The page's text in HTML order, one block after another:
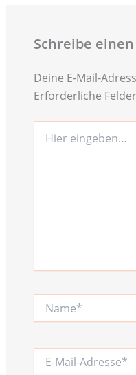
Schreibe
Deine E-Mail-
Erforderliche
eingeben…
Mail-